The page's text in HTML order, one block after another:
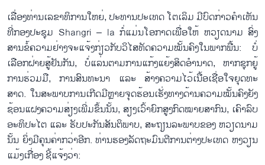
ເລື່ອງ​ທ່ານ​ເລ​ຂາ​ທິ​ການ​ໃຫຍ່, ປະ​ທານ​ປະ​ເທດ ໂຕ​ເລິມ ມີ​ບົດ​ກ່າວ​ຄຳ​ເຫັນ​
ທີ່ກອງ​ປະ​ຊຸມ​ Shangri – la ກໍ​່​ແມ່ນ​ໂອ​ກາດ​ເພື່ອ​ໃຫ້ ຫວຽດ​ນາມ ສົ່ງ​
ສານ​ຂໍ້​ຄວາມ​ຢ່າງ​ຈະ​ແຈ້ງ​ກ່ຽວ​ກັບ​ວິ​ໄສ​ທັດ​ຄວາມ​ໝັ້ນ​ຄົງ​ໃນ​ພາກ​ພື້ນ: ບໍ່​
ເລືອກ​ຝ່າຍ​ສູ້​ຢັນ​ກັນ, ບໍ່​ແລ່ນ​ຕາມ​ການ​ແກ້ງ​ແຍ້ງ​ສິດ​ອຳ​ນາດ, ຫາກ​ຊຸກ​ຍູ້​
ການ​ຮ່ວມ​ມື, ການ​ສົນ​ທະ​ນາ ແລະ ສ້າງ​ຄວາມ​ໄວ້​ເນື້ອ​ເຊື່ອ​ໃຈ​ຍຸດ​ທະ​
ສາດ. ໃນ​ສະ​ພາບ​ການ​ເກີດ​ມີຫຼາຍ​ຈຸດ​ຮ້ອນ​ເຮັ່ງ​ທາງ​ດ້ານ​ຄວາມ​ໝັ້ນ​ຄົງ​ຍັງ​
ຊ້ອນ​ແຝ​ງ​ຄວາມ​ສ່ຽງ​ເພີ່ມ​ຂຶ້ນ​ນັ້ນ, ສຽງ​ເວົ້າ​ຍົກ​ສູງກົດ​ໝາຍ​ສາ​ກົນ, ເຄົາ​ລົບ​
ອະ​ທິ​ປະ​ໄຕ ແລະ ຮັບ​ປະ​ກັນ​ສັນ​ຕິ​ພາບ, ສະ​ຖຽນ​ລະ​ພາບ​ຂອງ ຫວຽດ​ນາມ
ນັ້ນ ຍິ່ງ​ມີ​ຄຸນ​ຄ່າກວ່າ​ອີກ. ທ່ານ​ຮອງ​ລັດ​ຖະ​ມົນ​ຕີ​ການ​ຕ່າງ​ປະ​ເທດ ຫງວຽນ​
ແມ້​ງ​ເກື່ອງ ຊີ້​ແຈ້ງວ່າ: